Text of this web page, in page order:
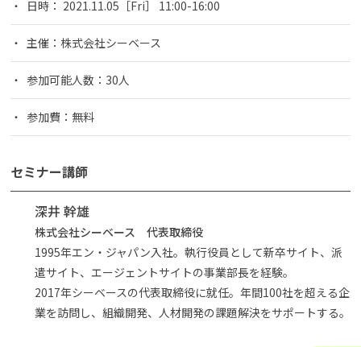
日時： 2021.11.05［Fri］ 11:00-16:00
主催：株式会社シーベース
参加可能人数：30人
参加費：無料
セミナー講師
深井 幹雄
株式会社シーベース 代表取締役
1995年エン・ジャパン入社。執行役員として新卒サイト、派
遣サイト、エージェントサイトの事業部長を経験。
2017年シーベースの代表取締役に就任。年間100社を超える企
業を訪問し、組織開発、人材開発の課題解決をサポートする。